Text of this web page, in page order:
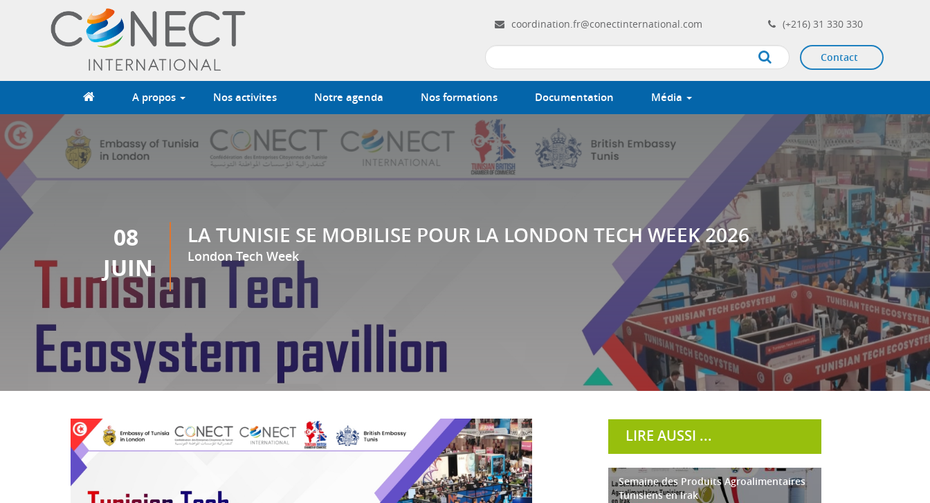
coordination.fr@conectinternational.com (+216) 31 330 330
Apply Contact
A propos Nos activites Notre agenda Nos formations Documentation Média
08
JUIN
LA TUNISIE SE MOBILISE POUR LA LONDON TECH WEEK 2026
London Tech Week
LIRE AUSSI ...
Semaine des Produits Agroalimentaires
Tunisiens en Irak